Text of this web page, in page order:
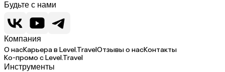
Будьте с нами
Компания
О насКарьера в Level.TravelОтзывы о насКонтакты
Ко-промо с Level.Travel
Инструменты